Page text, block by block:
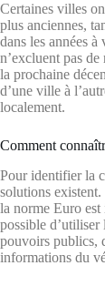
Certaines villes
plus anciennes,
dans les années
n’excluent pas
la prochaine
d’une ville à
localement.
Comment
Pour identifier la
solutions
la norme Euro est
possible
pouvoirs publics,
informations du